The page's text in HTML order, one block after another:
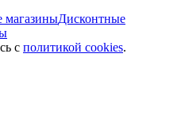
Дисконтные
с политикой cookies.